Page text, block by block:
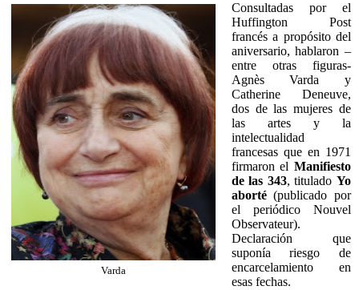
Varda
Consultadas por el
Huffington Post
francés a propósito del
aniversario, hablaron –
entre otras figuras-
Agnès Varda y
Catherine Deneuve,
dos de las mujeres de
las artes y la
intelectualidad
francesas que en 1971
firmaron el Manifiesto
de las 343, titulado Yo
aborté(publicado por
el periódico Nouvel
Observateur).
Declaración que
suponía riesgo de
encarcelamiento en
esas fechas.